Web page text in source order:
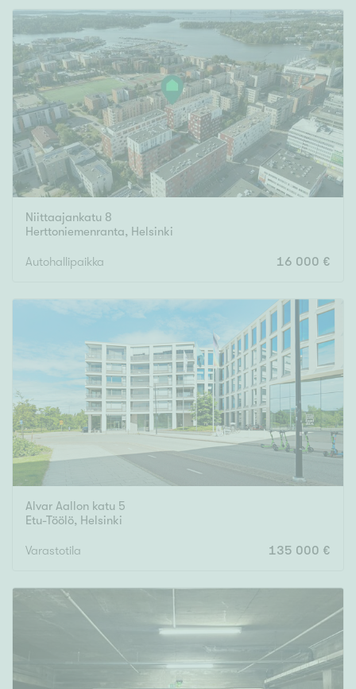
Rakennusvuosi
Uudiskohteet
Vain uudiskohteet Ei uudiskohteita
Arvokohteet
Vain arvokohteet Ei arvokohteita
Tyydyttävä
Välttävä
Ominaisuudet
Hissi
Järvi- tai merinäköala
Maalämpö
Parveke
Senioriasunto
Niittaajankatu 8
Herttoniemenranta, Helsinki
Autohallipaikka 16 000 €
Alvar Aallon katu 5
Etu-Töölö, Helsinki
Varastotila 135 000 €